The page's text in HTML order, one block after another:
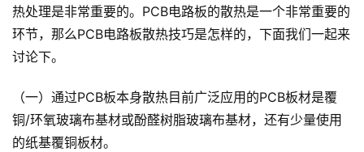
热处理是非常重要的。PCB电路板的散热是一个非常重要的
环节，那么PCB电路板散热技巧是怎样的，下面我们一起来
讨论下。
（一）通过PCB板本身散热目前广泛应用的PCB板材是覆
铜/环氧玻璃布基材或酚醛树脂玻璃布基材，还有少量使用
的纸基覆铜板材。